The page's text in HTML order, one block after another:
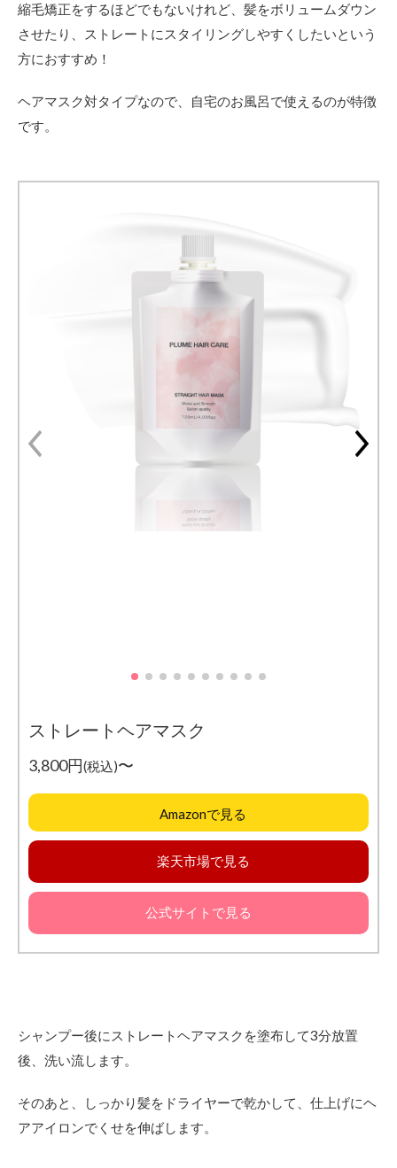
縮毛矯正をするほどでもないけれど、髪をボリュームダウン
させたり、ストレートにスタイリングしやすくしたいという
方におすすめ！
ヘアマスク対タイプなので、自宅のお風呂で使えるのが特徴
です。
ストレートヘアマスク
3,800円(税込)〜
Amazonで見る
楽天市場で見る
公式サイトで見る
シャンプー後にストレートヘアマスクを塗布して3分放置
後、洗い流します。
そのあと、しっかり髪をドライヤーで乾かして、仕上げにヘ
アアイロンでくせを伸ばします。